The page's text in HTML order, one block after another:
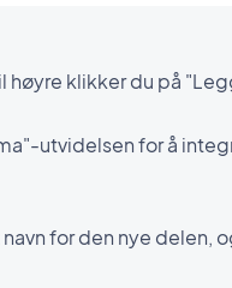
høyre klikker du på
utvidelsen for å
navn for den nye delen,